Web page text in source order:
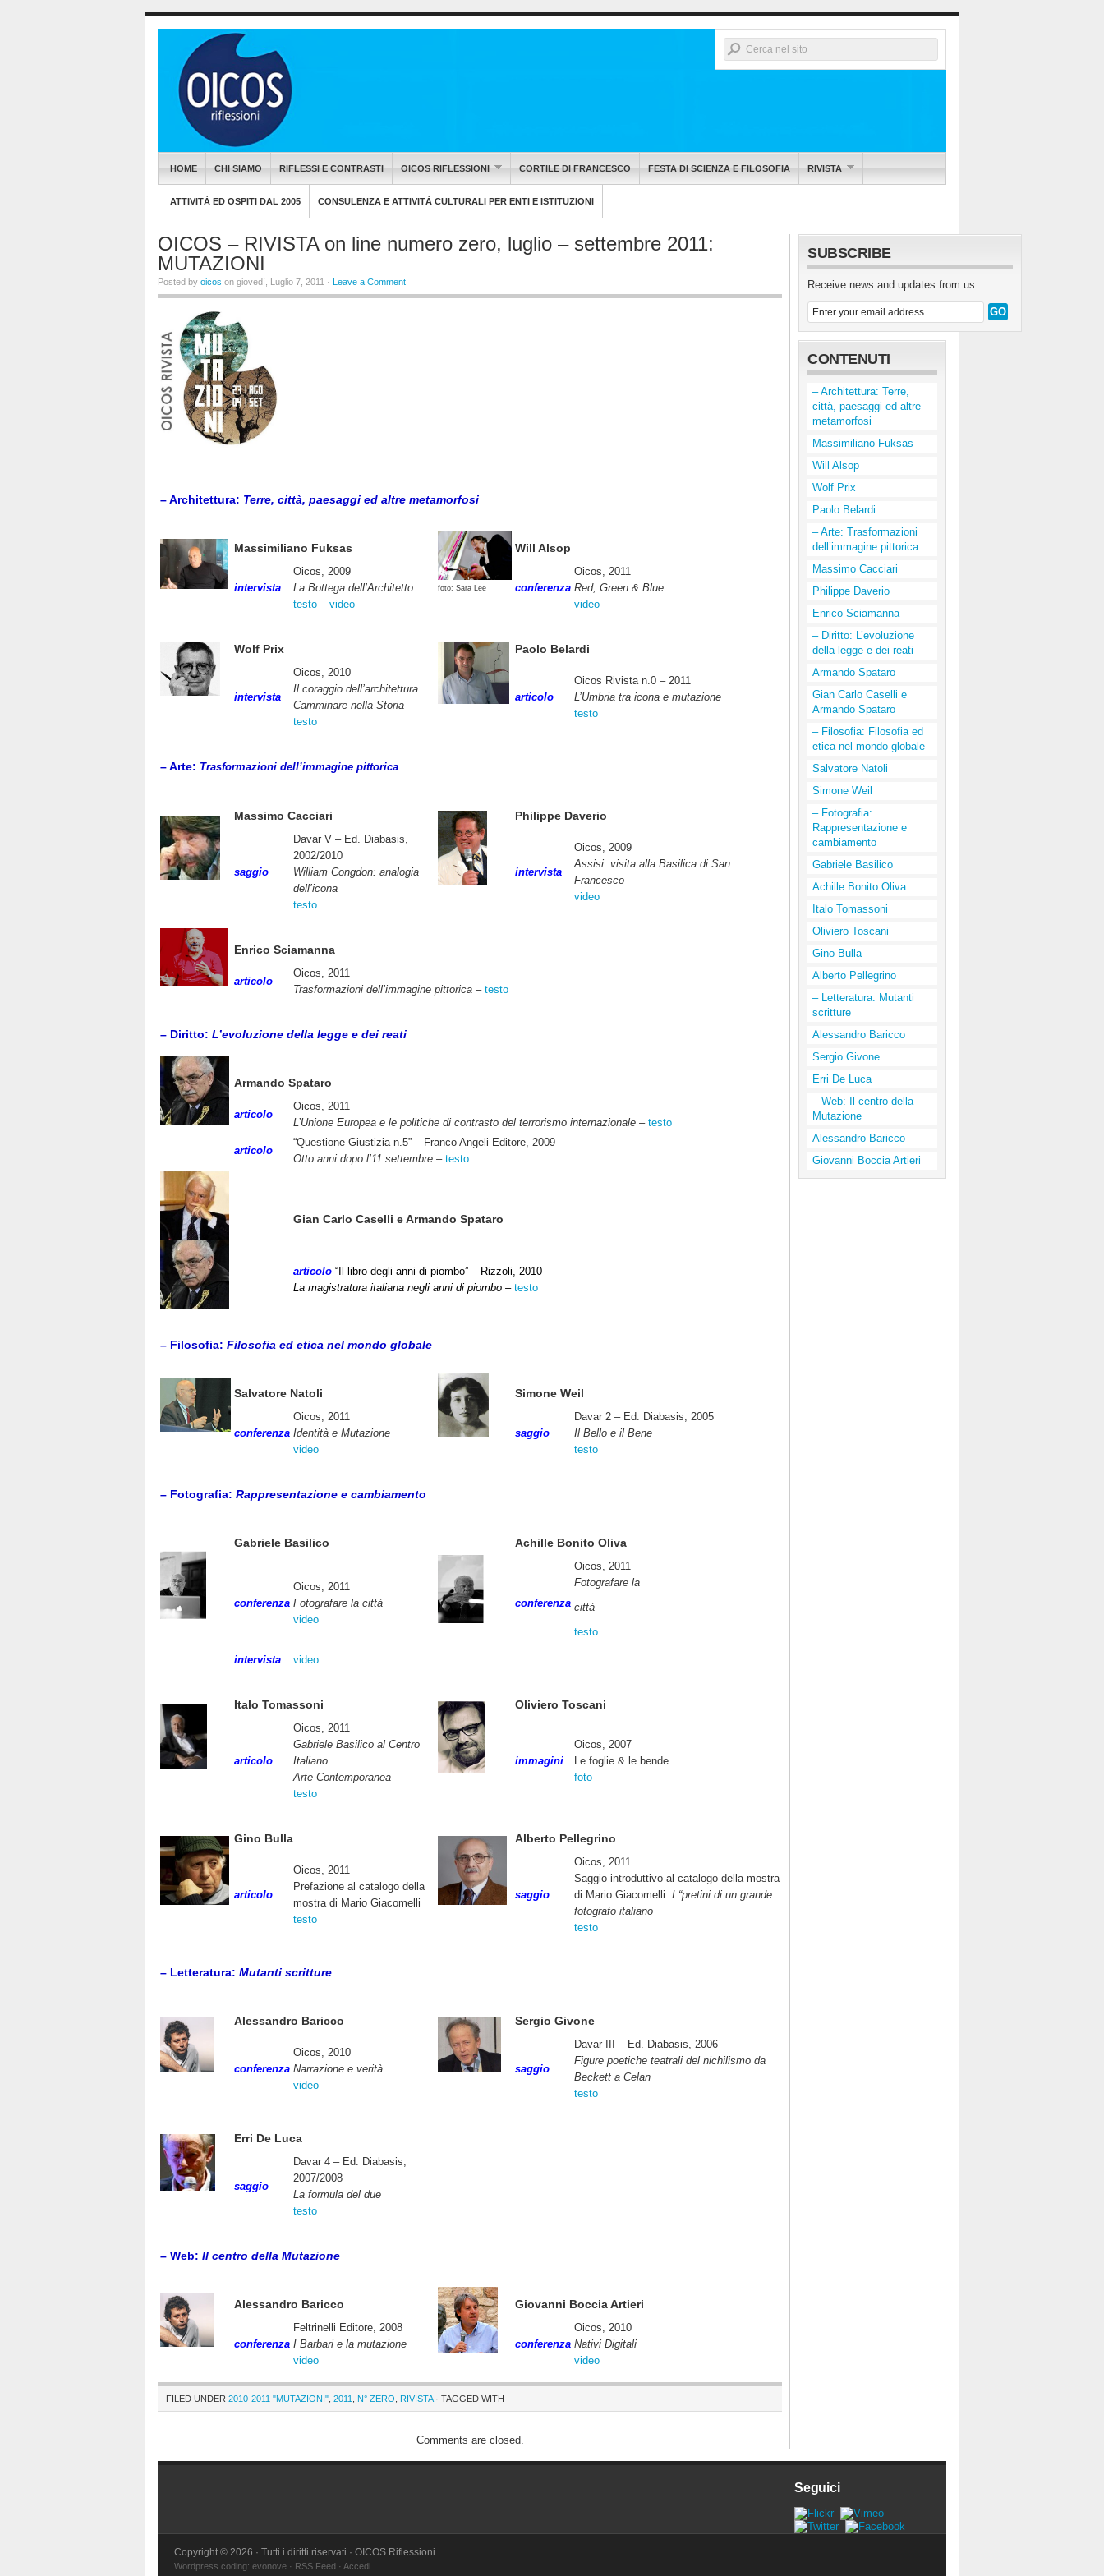
HOME CHI SIAMO RIFLESSI E CONTRASTI OICOS RIFLESSIONI CORTILE DI FRANCESCO FESTA DI SCIENZA E FILOSOFIA RIVISTA
ATTIVITÀ ED OSPITI DAL 2005 CONSULENZA E ATTIVITÀ CULTURALI PER ENTI E ISTITUZIONI
OICOS – RIVISTA on line numero zero, luglio – settembre 2011:
MUTAZIONI
Posted by oicos on giovedì, Luglio 7, 2011 · Leave a Comment
– Architettura: Terre, città, paesaggi ed altre metamorfosi
Massimiliano Fuksas
foto: Sara Lee
Will Alsop
intervista
Oicos, 2009
La Bottega dell’Architetto
testo – video
conferenza
Oicos, 2011
Red, Green & Blue
video
Wolf Prix Paolo Belardi
intervista
Oicos, 2010
Il coraggio dell’architettura.
Camminare nella Storia
testo
articolo
Oicos Rivista n.0 – 2011
L’Umbria tra icona e mutazione
testo
– Arte: Trasformazioni dell’immagine pittorica
Massimo Cacciari Philippe Daverio
saggio
Davar V – Ed. Diabasis,
2002/2010
William Congdon: analogia
dell’icona
testo
intervista
Oicos, 2009
Assisi: visita alla Basilica di San
Francesco
video
Enrico Sciamanna
articolo
Oicos, 2011
Trasformazioni dell’immagine pittorica – testo
– Diritto: L’evoluzione della legge e dei reati
Armando Spataro
articolo
Oicos, 2011
L’Unione Europea e le politiche di contrasto del terrorismo internazionale – testo
articolo
“Questione Giustizia n.5” – Franco Angeli Editore, 2009
Otto anni dopo l’11 settembre – testo
Gian Carlo Caselli e Armando Spataro
articolo “Il libro degli anni di piombo” – Rizzoli, 2010
La magistratura italiana negli anni di piombo – testo
– Filosofia: Filosofia ed etica nel mondo globale
Salvatore Natoli Simone Weil
conferenza
Oicos, 2011
Identità e Mutazione
video
saggio
Davar 2 – Ed. Diabasis, 2005
Il Bello e il Bene
testo
– Fotografia: Rappresentazione e cambiamento
Gabriele Basilico Achille Bonito Oliva
conferenza
Oicos, 2011
Fotografare la città
video
conferenza
Oicos, 2011
Fotografare la
città
testo
intervista video
Italo Tomassoni Oliviero Toscani
articolo
Oicos, 2011
Gabriele Basilico al Centro
Italiano
Arte Contemporanea
testo
immagini
Oicos, 2007
Le foglie & le bende
foto
Gino Bulla Alberto Pellegrino
articolo
Oicos, 2011
Prefazione al catalogo della
mostra di Mario Giacomelli
testo
saggio
Oicos, 2011
Saggio introduttivo al catalogo della mostra
di Mario Giacomelli. I “pretini di un grande
fotografo italiano
testo
– Letteratura: Mutanti scritture
Alessandro Baricco Sergio Givone
conferenza
Oicos, 2010
Narrazione e verità
video
saggio
Davar III – Ed. Diabasis, 2006
Figure poetiche teatrali del nichilismo da
Beckett a Celan
testo
Erri De Luca
saggio
Davar 4 – Ed. Diabasis,
2007/2008
La formula del due
testo
– Web: Il centro della Mutazione
Alessandro Baricco Giovanni Boccia Artieri
conferenza
Feltrinelli Editore, 2008
I Barbari e la mutazione
video
conferenza
Oicos, 2010
Nativi Digitali
video
FILED UNDER 2010-2011 "MUTAZIONI" 2011 N° ZERO RIVISTA· TAGGED WITH
Comments are closed.
SUBSCRIBE
Receive news and updates from us.
CONTENUTI
– Architettura: Terre,
città, paesaggi ed altre
metamorfosi
Massimiliano Fuksas
Will Alsop
Wolf Prix
Paolo Belardi
– Arte: Trasformazioni
dell’immagine pittorica
Massimo Cacciari
Philippe Daverio
Enrico Sciamanna
– Diritto: L’evoluzione
della legge e dei reati
Armando Spataro
Gian Carlo Caselli e
Armando Spataro
– Filosofia: Filosofia ed
etica nel mondo globale
Salvatore Natoli
Simone Weil
– Fotografia:
Rappresentazione e
cambiamento
Gabriele Basilico
Achille Bonito Oliva
Italo Tomassoni
Oliviero Toscani
Gino Bulla
Alberto Pellegrino
– Letteratura: Mutanti
scritture
Alessandro Baricco
Sergio Givone
Erri De Luca
– Web: Il centro della
Mutazione
Alessandro Baricco
Giovanni Boccia Artieri
Seguici
Copyright © 2026 · Tutti i diritti riservati · OICOS Riflessioni
Wordpress coding: evonove · RSS Feed · Accedi